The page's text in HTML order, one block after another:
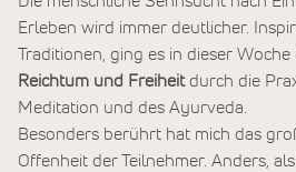
Erleben wird immer deutlicher.
Traditionen, ging es in dieser Woche
Reichtum und Freiheit durch die
Meditation und des Ayurveda.
Besonders berührt hat mich das
Offenheit der Teilnehmer. Anders,